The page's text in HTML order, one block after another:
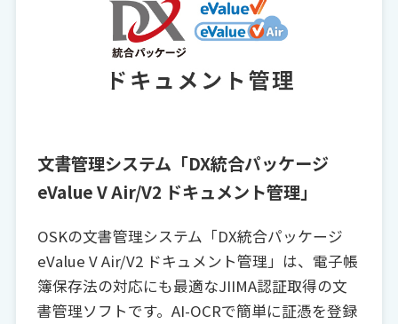
文書管理システム「DX統合パッケージ
eValue V Air/V2 ドキュメント管理」
OSKの文書管理システム「DX統合パッケージ
eValue V Air/V2 ドキュメント管理」は、電子帳
簿保存法の対応にも最適なJIIMA認証取得の文
書管理ソフトです。AI-OCRで簡単に証憑を登録